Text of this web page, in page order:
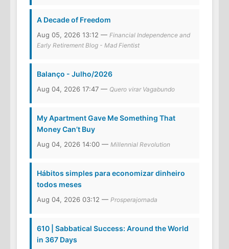
A Decade of Freedom
Aug 05, 2026 13:12 — Financial Independence and
Early Retirement Blog - Mad Fientist
Balanço - Julho/2026
Aug 04, 2026 17:47 — Quero virar Vagabundo
My Apartment Gave Me Something That
Money Can’t Buy
Aug 04, 2026 14:00 — Millennial Revolution
Hábitos simples para economizar dinheiro
todos meses
Aug 04, 2026 03:12 — Prosperajornada
610 | Sabbatical Success: Around the World
in 367 Days